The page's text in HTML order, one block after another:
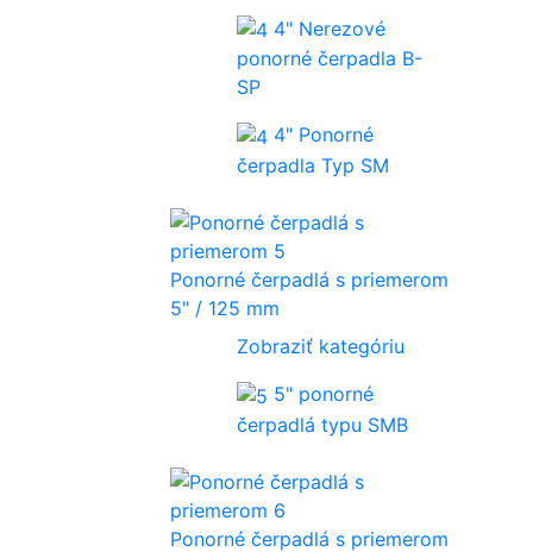
4" Nerezové
ponorné čerpadla B-
SP
4" Ponorné
čerpadla Typ SM
Ponorné čerpadlá s priemerom
5" / 125 mm
Zobraziť kategóriu
5" ponorné
čerpadlá typu SMB
Ponorné čerpadlá s priemerom